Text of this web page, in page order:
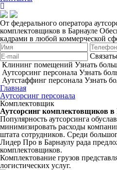
От федерального оператора
комплектовщиков в Барнауле
кадрами в любой коммерческой
Клининг помещений Узнать
Аутсорсинг персонала Узнать
Аутстаффинг персонала Узнать
Главная
Аутсорсинг персонала
Комплектовщик
Аутсорсинг комплектовщиков в
Популярность аутсорсинга
минимизировать расходы
штата сотрудников. Среди
Лидер Про в Барнаулу рада
комплектовщиков.
Комплектование грузов
логистических услуг.